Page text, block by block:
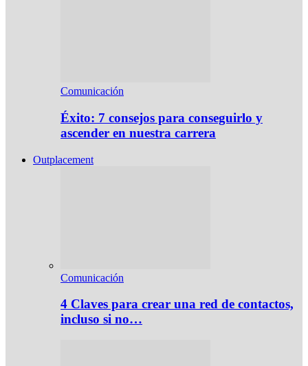
Comunicación
Éxito: 7 consejos para conseguirlo y
ascender en nuestra carrera
Outplacement
Comunicación
4 Claves para crear una red de contactos,
incluso si no…